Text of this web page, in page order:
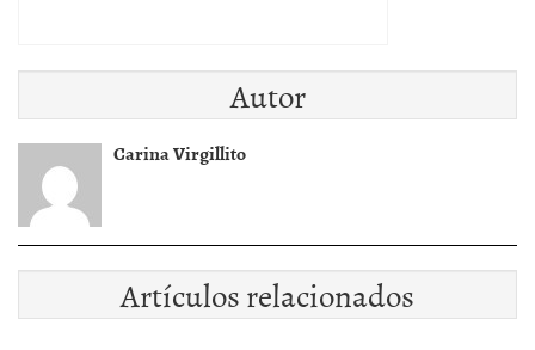
Autor
Carina Virgillito
Artículos relacionados